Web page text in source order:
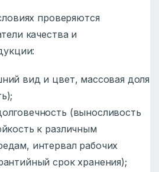
проверяются
качества и
вид и цвет, массовая доля
(выносливость
к различным
интервал рабочих
срок хранения);